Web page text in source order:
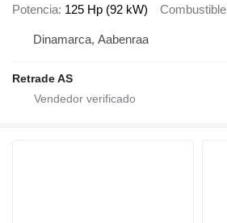
Potencia 125 Hp (92 kW) Combustible
Dinamarca, Aabenraa
Retrade AS